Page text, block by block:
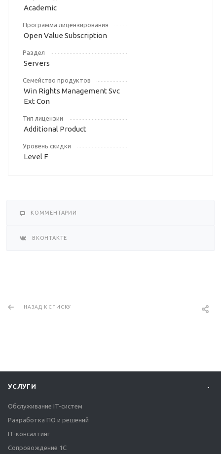
Academic
Программа лицензирования
Open Value Subscription
Раздел
Servers
Семейство продуктов
Win Rights Management Svc
Ext Con
Тип лицензии
Additional Product
Уровень скидки
Level F
КОММЕНТАРИИ
ВКОНТАКТЕ
НАЗАД К СПИСКУ
УСЛУГИ
Обслуживание IT-систем
Разработка ПО и решений
IT-консалтинг
Сопровождение 1С